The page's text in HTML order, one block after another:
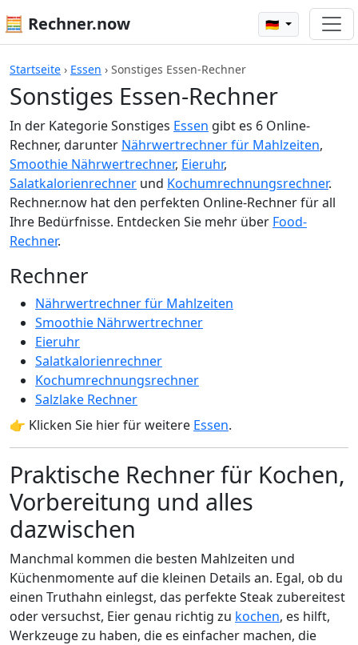
🧮 Rechner.now 🇩🇪
Startseite › Essen › Sonstiges Essen-Rechner
Sonstiges Essen-Rechner
In der Kategorie Sonstiges Essen gibt es 6 Online-
Rechner, darunter Nährwertrechner für Mahlzeiten,
Smoothie Nährwertrechner, Eieruhr,
Salatkalorienrechner und Kochumrechnungsrechner.
Rechner.now hat den perfekten Online-Rechner für all
Ihre Bedürfnisse. Entdecken Sie mehr über Food-
Rechner.
Rechner
Nährwertrechner für Mahlzeiten
Smoothie Nährwertrechner
Eieruhr
Salatkalorienrechner
Kochumrechnungsrechner
Salzlake Rechner
👉 Klicken Sie hier für weitere Essen.
Praktische Rechner für Kochen,
Vorbereitung und alles
dazwischen
Manchmal kommen die besten Mahlzeiten und
Küchenmomente auf die kleinen Details an. Egal, ob du
einen Truthahn einlegst, das perfekte Steak zubereitest
oder versuchst, Eier genau richtig zu kochen, es hilft,
Werkzeuge zu haben, die es einfacher machen, die